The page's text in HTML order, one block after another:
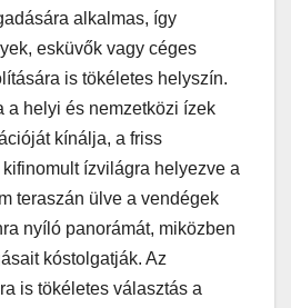
alkalmas, így
esküvők vagy céges
is tökéletes helyszín.
a helyi és nemzetközi ízek
kínálja, a friss
ízvilágra helyezve a
teraszán ülve a vendégek
nyíló panorámát, miközben
kóstolgatják. Az
is tökéletes választás a